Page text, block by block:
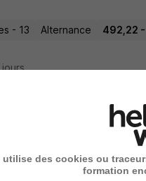
- 13 Alternance 492,22 -
utilise des cookies ou
formation